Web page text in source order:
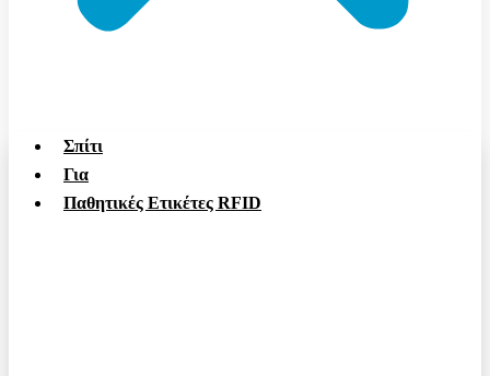
Σπίτι
Για
Παθητικές Ετικέτες RFID